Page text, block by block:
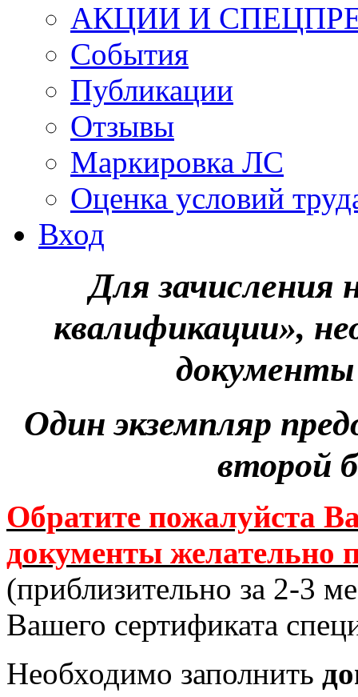
АКЦИИ И
События
Публикации
Отзывы
Маркировка ЛС
Оценка условий
Вход
Для зачисления
квалификации»,
Один экземпляр
второй
Обратите пожалуйста
документы желательно
(приблизительно за 2-3
Вашего сертификата
Необходимо заполнить